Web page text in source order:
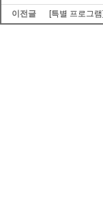
이전글
[특별 프로그